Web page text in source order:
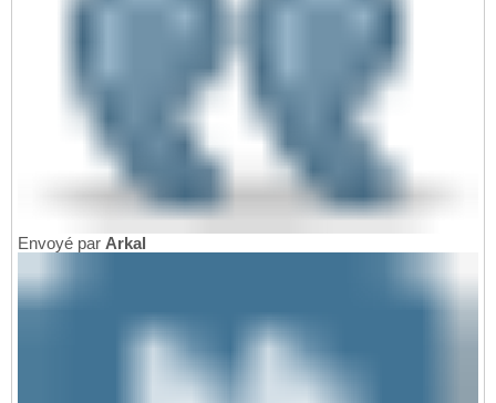
Envoyé par Arkal